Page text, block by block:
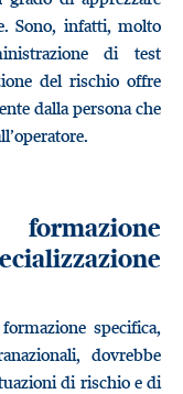
Sono, infatti, molto
di test
del rischio offre
dalla persona che
specifica,
dovrebbe
di rischio e di